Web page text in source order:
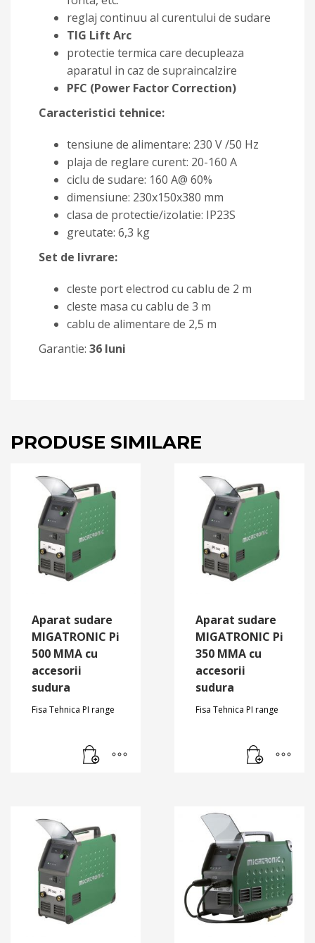
reglaj continuu al curentului de sudare
TIG Lift Arc
protectie termica care decupleaza
aparatul in caz de supraincalzire
PFC (Power Factor Correction)
Caracteristici tehnice:
tensiune de alimentare: 230 V /50 Hz
plaja de reglare curent: 20-160 A
ciclu de sudare: 160 A@ 60%
dimensiune: 230x150x380 mm
clasa de protectie/izolatie: IP23S
greutate: 6,3 kg
Set de livrare:
cleste port electrod cu cablu de 2 m
cleste masa cu cablu de 3 m
cablu de alimentare de 2,5 m
Garantie: 36 luni
PRODUSE SIMILARE
Aparat sudare
MIGATRONIC Pi
500 MMA cu
accesorii
sudura
Fisa Tehnica PI range
Aparat sudare
MIGATRONIC Pi
350 MMA cu
accesorii
sudura
Fisa Tehnica PI range